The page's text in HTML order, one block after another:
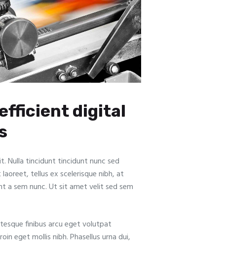
digital
Nulla tincidunt tincidunt nunc sed
tellus ex scelerisque nibh, at
a sem nunc. Ut sit amet velit sed sem
finibus arcu eget volutpat
eget mollis nibh. Phasellus urna dui,